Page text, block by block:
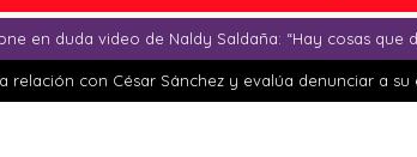
en duda video de Naldy Saldaña: “Hay cosas que
relación con César Sánchez y evalúa denunciar a su